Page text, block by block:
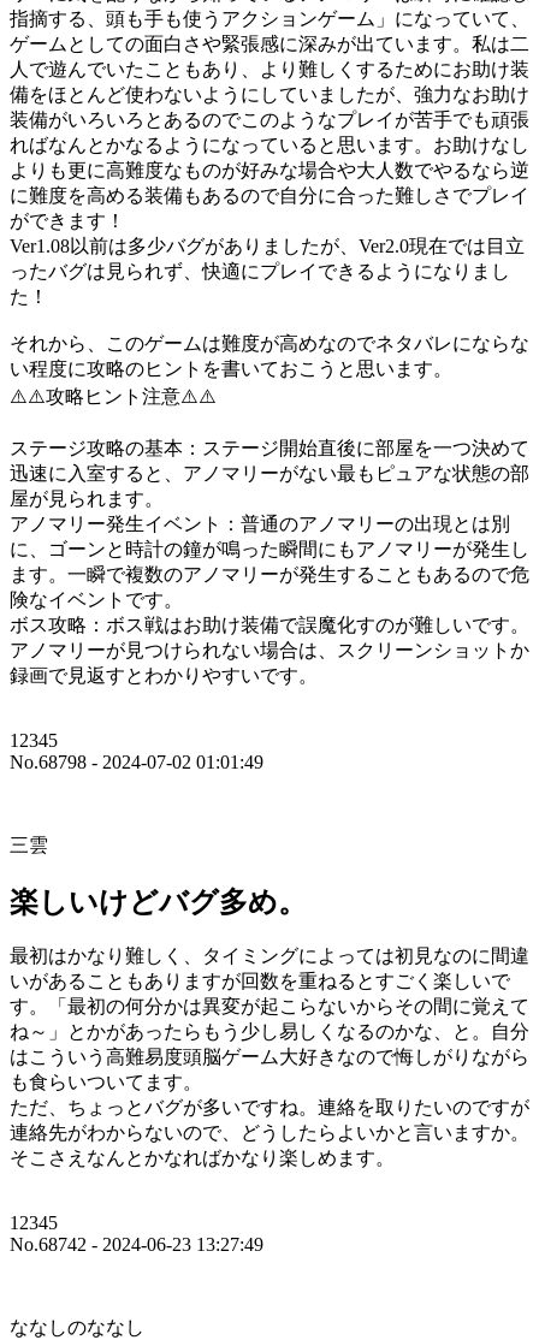
指摘する、頭も手も使うアクションゲーム」になっていて、
ゲームとしての面白さや緊張感に深みが出ています。私は二
人で遊んでいたこともあり、より難しくするためにお助け装
備をほとんど使わないようにしていましたが、強力なお助け
装備がいろいろとあるのでこのようなプレイが苦手でも頑張
ればなんとかなるようになっていると思います。お助けなし
よりも更に高難度なものが好みな場合や大人数でやるなら逆
に難度を高める装備もあるので自分に合った難しさでプレイ
ができます！
Ver1.08以前は多少バグがありましたが、Ver2.0現在では目立
ったバグは見られず、快適にプレイできるようになりまし
た！
それから、このゲームは難度が高めなのでネタバレにならな
い程度に攻略のヒントを書いておこうと思います。
⚠️⚠️攻略ヒント注意⚠️⚠️
ステージ攻略の基本：ステージ開始直後に部屋を一つ決めて
迅速に入室すると、アノマリーがない最もピュアな状態の部
屋が見られます。
アノマリー発生イベント：普通のアノマリーの出現とは別
に、ゴーンと時計の鐘が鳴った瞬間にもアノマリーが発生し
ます。一瞬で複数のアノマリーが発生することもあるので危
険なイベントです。
ボス攻略：ボス戦はお助け装備で誤魔化すのが難しいです。
アノマリーが見つけられない場合は、スクリーンショットか
録画で見返すとわかりやすいです。
12345
No.68798 - 2024-07-02 01:01:49
三雲
楽しいけどバグ多め。
最初はかなり難しく、タイミングによっては初見なのに間違
いがあることもありますが回数を重ねるとすごく楽しいで
す。「最初の何分かは異変が起こらないからその間に覚えて
ね～」とかがあったらもう少し易しくなるのかな、と。自分
はこういう高難易度頭脳ゲーム大好きなので悔しがりながら
も食らいついてます。
ただ、ちょっとバグが多いですね。連絡を取りたいのですが
連絡先がわからないので、どうしたらよいかと言いますか。
そこさえなんとかなればかなり楽しめます。
12345
No.68742 - 2024-06-23 13:27:49
ななしのななし